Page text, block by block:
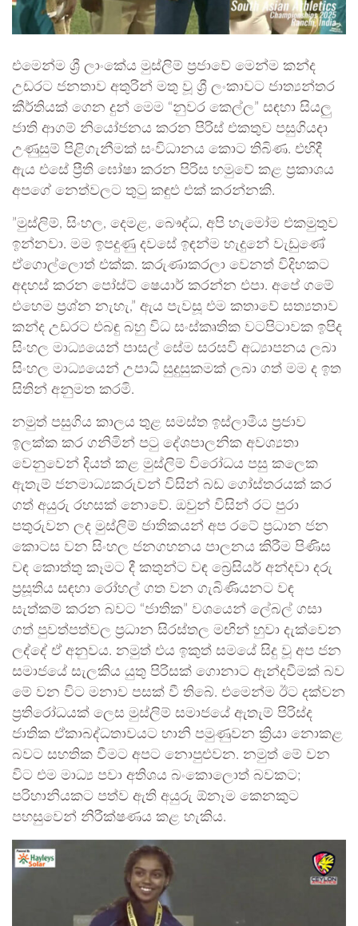
​එමෙන්ම ශ්‍රී ලාංකේය මුස්ලිම් ප්‍රජාවේ මෙන්ම කන්ද
උඩරට ජනතාව අතුරින් මතු වූ ශ්‍රී ලංකාවට ජාත්‍යන්තර
කීර්තියක් ගෙන දුන් මෙම “නුවර කෙල්ල” සඳහා සියලු
ජාති ආගම් නියෝජනය කරන පිරිස් එකතුව පසුගියදා
උණුසුම් පිළිගැනීමක් සංවිධානය කොට තිබිණ. එහිදී
ඇය එසේ ප්‍රීති ඝෝෂා කරන පිරිස හමුවේ කළ ප්‍රකාශය
අපගේ නෙත්වලට තුටු කඳුළු එක් කරන්නකි.
​”මුස්ලිම්, සිංහල, දෙමළ, බෞද්ධ, අපි හැමෝම එකමුතුව
ඉන්නවා. මම ඉපදුණු දවසේ ඉඳන්ම හැදුනේ වැඩුණේ
ඒගොල්ලොත් එක්ක. කරුණාකරලා වෙනත් විදිහකට
අදහස් කරන පෝස්ට් ෂෙයාර් කරන්න එපා. අපේ ගමේ
එහෙම ප්‍රශ්න නැහැ,” ඇය පැවසූ එම කතාවේ සත්‍යතාව
කන්ද උඩරට එබඳු බහු විධ සංස්කෘතික වටපිටාවක ඉපිද
සිංහල මාධ්‍යයෙන් පාසල් සේම සරසවි අධ්‍යාපනය ලබා
සිංහල මාධ්‍යයෙන් උපාධි සුදුසුකමක් ලබා ගත් මම ද ඉත
සිතින් අනුමත කරමි.
​නමුත් පසුගිය කාලය තුළ සමස්ත ඉස්ලාමීය ප්‍රජාව
ඉලක්ක කර ගනිමින් පටු දේශපාලනික අවශ්‍යතා
වෙනුවෙන් දියත් කළ මුස්ලිම් විරෝධය පසු කලෙක
ඇතැම් ජනමාධ්‍යකරුවන් විසින් බඩ ගෝස්තරයක් කර
ගත් අයුරු රහසක් නොවේ. ඔවුන් විසින් රට පුරා
පතුරුවන ලද මුස්ලිම් ජාතිකයන් අප රටේ ප්‍රධාන ජන
කොටස වන සිංහල ජනගහනය පාලනය කිරීම පිණිස
වඳ කොත්තු කෑමට දී කතුන්ට වඳ බ්‍රෙසියර් අන්දවා දරු
ප්‍රසූතිය සඳහා රෝහල් ගත වන ගැබිණියනට වඳ
සැත්කම් කරන බවට “ජාතික” වශයෙන් ලේබල් ගසා
ගත් පුවත්පත්වල ප්‍රධාන සිරස්තල මඟින් හුවා දැක්වෙන
ලද්දේ ඒ අනුවය. නමුත් එය ඉකුත් සමයේ සිදු වූ අප ජන
සමාජයේ සැලකිය යුතු පිරිසක් ගොනාට ඇන්දවීමක් බව
මේ වන විට මනාව පසක් වී තිබේ. එමෙන්ම ඊට දක්වන
ප්‍රතිරෝධයක් ලෙස මුස්ලිම් සමාජයේ ඇතැම් පිරිස්ද
ජාතික ඒකාබද්ධතාවයට හානි පමුණුවන ක්‍රියා නොකළ
බවට සහතික වීමට අපට නොපුළුවන. නමුත් මේ වන
විට එම මාධ්‍ය පවා අතිශය බංකොලොත් බවකට;
පරිහානියකට පත්ව ඇති අයුරු ඕනෑම කෙනකුට
පහසුවෙන් නිරීක්ෂණය කළ හැකිය.